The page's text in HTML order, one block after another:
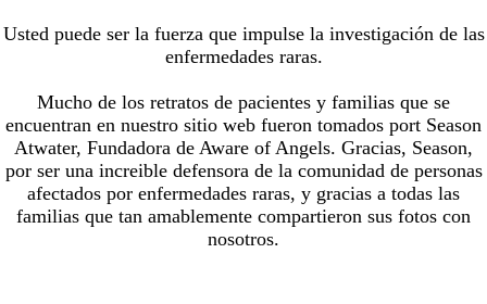
Usted puede ser la fuerza que impulse la investigación de las
enfermedades raras.
Mucho de los retratos de pacientes y familias que se
encuentran en nuestro sitio web fueron tomados port Season
Atwater, Fundadora de Aware of Angels. Gracias, Season,
por ser una increible defensora de la comunidad de personas
afectados por enfermedades raras, y gracias a todas las
familias que tan amablemente compartieron sus fotos con
nosotros.